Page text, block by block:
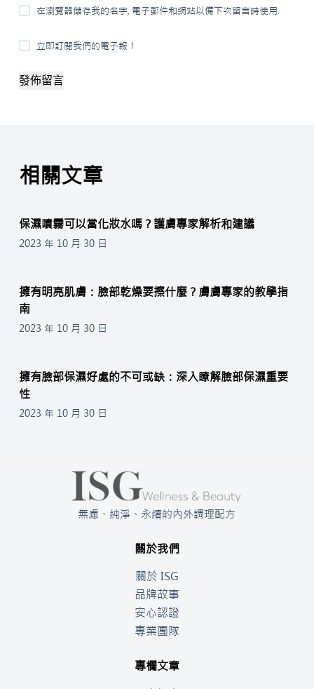
在瀏覽器儲存我的名字, 電子郵件和網站以備下次留言時使用.
立即訂閱我們的電子報！
發佈留言
相關文章
保濕噴霧可以當化妝水嗎？護膚專家解析和建議
2023 年 10 月 30 日
擁有明亮肌膚：臉部乾燥要擦什麼？膚膚專家的教學指
南
2023 年 10 月 30 日
擁有臉部保濕好處的不可或缺：深入瞭解臉部保濕重要
性
2023 年 10 月 30 日
無慮、純淨、永續的內外調理配方
關於我們
關於 ISG
品牌故事
安心認證
專業團隊
專欄文章